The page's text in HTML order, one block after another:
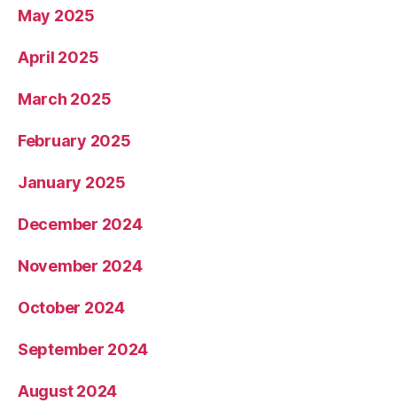
May 2025
April 2025
March 2025
February 2025
January 2025
December 2024
November 2024
October 2024
September 2024
August 2024